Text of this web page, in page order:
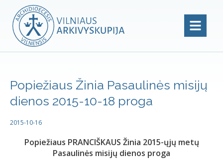
Popiežiaus Žinia Pasaulinės misijų
dienos 2015-10-18 proga
2015-10-16
Popiežiaus PRANCIŠKAUS Žinia 2015-ųjų metų
Pasaulinės misijų dienos proga